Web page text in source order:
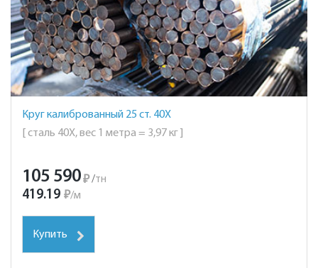
Круг калиброванный 25 ст. 40Х
[ сталь 40Х, вес 1 метра = 3,97 кг ]
105 590₽ /тн
419.19 ₽/м
Купить